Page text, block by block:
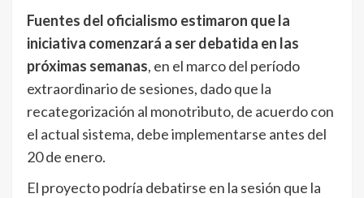
Fuentes del oficialismo estimaron que la
iniciativa comenzará a ser debatida en las
próximas semanas, en el marco del período
extraordinario de sesiones, dado que la
recategorización al monotributo, de acuerdo con
el actual sistema, debe implementarse antes del
20 de enero.
El proyecto podría debatirse en la sesión que la